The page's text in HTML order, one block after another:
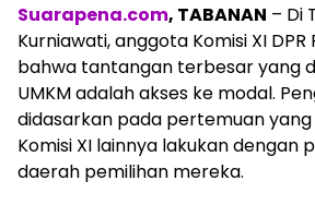
Suarapena.com, TABANAN – Di
Kurniawati, anggota Komisi XI
bahwa tantangan terbesar yang
UMKM adalah akses ke modal.
didasarkan pada pertemuan
Komisi XI lainnya lakukan dengan
daerah pemilihan mereka.